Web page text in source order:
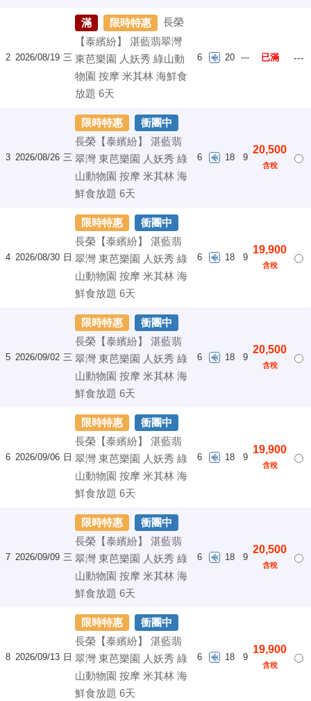
2 2026/08/19 三
滿 限時特惠
長榮
【泰繽紛】 湛藍翡翠灣
東芭樂園 人妖秀 綠山動
物園 按摩 米其林 海鮮食
放題 6天
6 20 --- 已滿 ---
3 2026/08/26 三
限時特惠 衝團中
長榮【泰繽紛】 湛藍翡
翠灣 東芭樂園 人妖秀 綠
山動物園 按摩 米其林 海
鮮食放題 6天
6 18 9
20,500
含稅
4 2026/08/30 日
限時特惠 衝團中
長榮【泰繽紛】 湛藍翡
翠灣 東芭樂園 人妖秀 綠
山動物園 按摩 米其林 海
鮮食放題 6天
6 18 9
19,900
含稅
5 2026/09/02 三
限時特惠 衝團中
長榮【泰繽紛】 湛藍翡
翠灣 東芭樂園 人妖秀 綠
山動物園 按摩 米其林 海
鮮食放題 6天
6 18 9
20,500
含稅
6 2026/09/06 日
限時特惠 衝團中
長榮【泰繽紛】 湛藍翡
翠灣 東芭樂園 人妖秀 綠
山動物園 按摩 米其林 海
鮮食放題 6天
6 18 9
19,900
含稅
7 2026/09/09 三
限時特惠 衝團中
長榮【泰繽紛】 湛藍翡
翠灣 東芭樂園 人妖秀 綠
山動物園 按摩 米其林 海
鮮食放題 6天
6 18 9
20,500
含稅
8 2026/09/13 日
限時特惠 衝團中
長榮【泰繽紛】 湛藍翡
翠灣 東芭樂園 人妖秀 綠
山動物園 按摩 米其林 海
鮮食放題 6天
6 18 9
19,900
含稅